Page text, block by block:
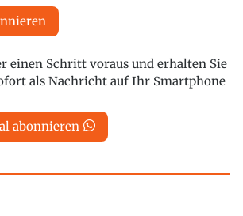
einen Schritt voraus und erhalten Sie
als Nachricht auf Ihr Smartphone
abonnieren